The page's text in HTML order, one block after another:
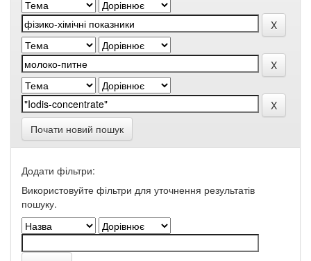
Почати новий пошук
Додати фільтри:
Використовуйте фільтри для уточнення результатів
пошуку.